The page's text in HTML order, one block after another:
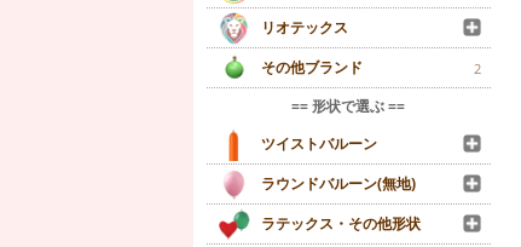
リオテックス
その他ブランド
2
== 形状で選ぶ ==
ツイストバルーン
ラウンドバルーン(無地)
ラテックス・その他形状